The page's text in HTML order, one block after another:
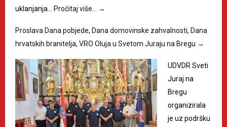
uklanjanja…
Pročitaj više… →
Proslava Dana pobjede, Dana domovinske zahvalnosti, Dana
hrvatskih branitelja, VRO Oluja u Svetom Juraju na Bregu →
UDVDR Sveti
Juraj na
Bregu
organizirala
je uz podršku